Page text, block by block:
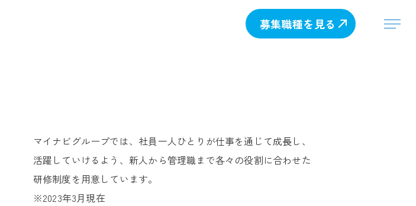
募集職種を見る
マイナビグループでは、社員一人ひとりが仕事を通じて成⾧し、
活躍していけるよう、新人から管理職まで各々の役割に合わせた
研修制度を用意しています。
※2023年3月現在